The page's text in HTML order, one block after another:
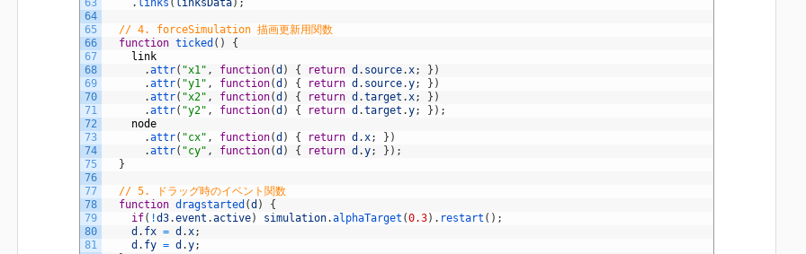
64
65
66
67
68
69
70
71
72
73
74
75
76
77
78
79
80
81
// 4. forceSimulation 描画更新用関数
function ticked ( )
{
link
.attr( "x1" , function(d ) { return d . source. x; } )
.attr( "y1" , function(d ) { return d . source.y; } )
.attr( "x2" , function(d ) { return d .target . x; } )
.attr( "y2" , function(d ) { return d .target .y; } ) ;
node
.attr( "cx" , function(d ) { return d . x; } )
.attr( "cy" , function(d ) { return d .y; } ) ;
}
// 5. ドラッグ時のイベント関数
function dragstarted (d )
{
if( !d3.event .active) simulation.alphaTarget (0.3) . restart ( ) ;
d . fx = d . x;
d . fy = d .y;